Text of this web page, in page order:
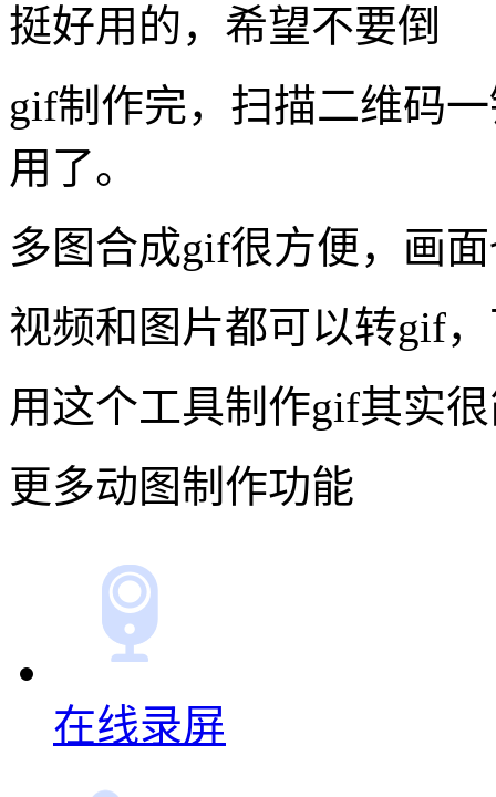
挺好用的，希望不要倒
gif制作完，扫描二维码
用了。
多图合成gif很方便，画
视频和图片都可以转gif
用这个工具制作gif其实
更多动图制作功能
在线录屏